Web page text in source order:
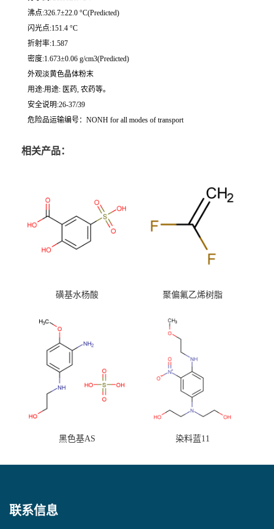
沸点:326.7±22.0 °C(Predicted)
闪光点:151.4 °C
折射率:1.587
密度:1.673±0.06 g/cm3(Predicted)
外观淡黄色晶体粉末
用途:用途: 医药, 农药等。
安全说明:26-37/39
危险品运输编号：NONH for all modes of transport
相关产品：
磺基水杨酸 聚偏氟乙烯树脂
黑色基AS 染料蓝11
联系信息